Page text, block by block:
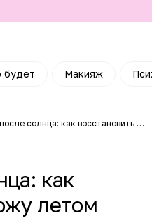
будет Макияж
Уход после солнца: как восстановить кожу летом
как
летом